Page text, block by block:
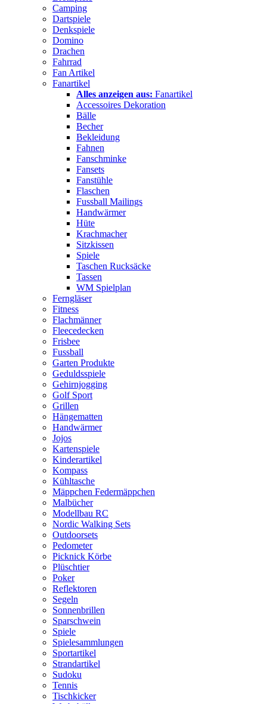
Camping
Dartspiele
Denkspiele
Domino
Drachen
Fahrrad
Fan Artikel
Fanartikel
Alles anzeigen aus: Fanartikel
Accessoires Dekoration
Bälle
Becher
Bekleidung
Fahnen
Fanschminke
Fansets
Fanstühle
Flaschen
Fussball Mailings
Handwärmer
Hüte
Krachmacher
Sitzkissen
Spiele
Taschen Rucksäcke
Tassen
WM Spielplan
Ferngläser
Fitness
Flachmänner
Fleecedecken
Frisbee
Fussball
Garten Produkte
Geduldsspiele
Gehirnjogging
Golf Sport
Grillen
Hängematten
Handwärmer
Jojos
Kartenspiele
Kinderartikel
Kompass
Kühltasche
Mäppchen Federmäppchen
Malbücher
Modellbau RC
Nordic Walking Sets
Outdoorsets
Pedometer
Picknick Körbe
Plüschtier
Poker
Reflektoren
Segeln
Sonnenbrillen
Sparschwein
Spiele
Spielesammlungen
Sportartikel
Strandartikel
Sudoku
Tennis
Tischkicker